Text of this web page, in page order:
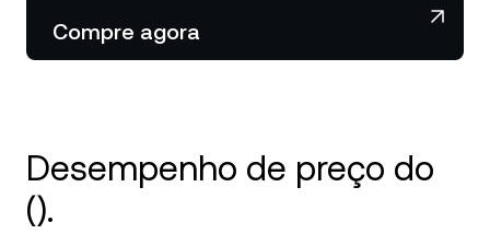
Futures
Clientes Private
Programa de Fidelidade
Tether USDT
Polkadot DOT
Central de Ajuda
Compre agora
Desempenho de preço do
().